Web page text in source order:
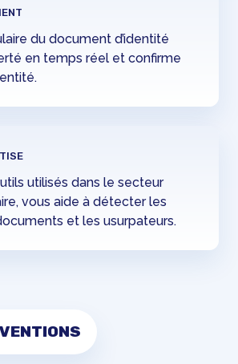
du document d’identité
en temps réel et confirme
utilisés dans le secteur
vous aide à détecter les
et les usurpateurs.